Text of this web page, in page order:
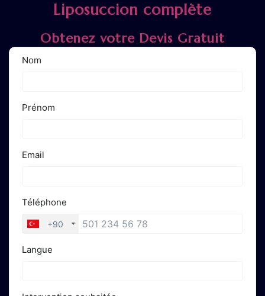
Liposuccion complète
Obtenez votre Devis Gratuit